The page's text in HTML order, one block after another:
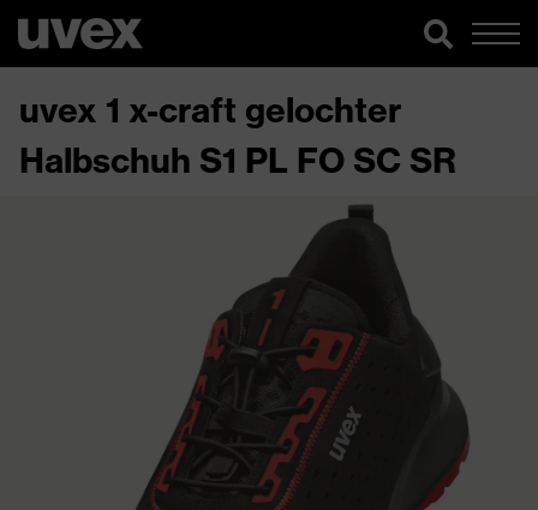
uvex 1 x-craft gelochter
Halbschuh S1 PL FO SC SR